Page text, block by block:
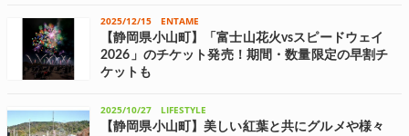
被服は、「キーポイントネクスト三島店」が開業か
ら1年の節目を迎えたことを記念し、7...
2025/12/15
ENTAME
【静岡県小山町】「富士山花火vsスピードウェイ
2026」のチケット発売！期間・数量限定の早割チ
ケットも
の観覧チケットの全国販売を、12月11日(木)10:00に開始した。 今回
は...
2025/10/27
LIFESTYLE
【静岡県小山町】美しい紅葉と共にグルメや様々